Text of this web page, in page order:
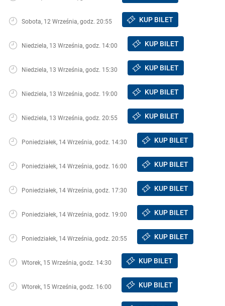
Sobota, 12 Września, godz. 20:55 KUP BILET
Niedziela, 13 Września, godz. 14:00 KUP BILET
Niedziela, 13 Września, godz. 15:30 KUP BILET
Niedziela, 13 Września, godz. 19:00 KUP BILET
Niedziela, 13 Września, godz. 20:55 KUP BILET
Poniedziałek, 14 Września, godz. 14:30 KUP BILET
Poniedziałek, 14 Września, godz. 16:00 KUP BILET
Poniedziałek, 14 Września, godz. 17:30 KUP BILET
Poniedziałek, 14 Września, godz. 19:00 KUP BILET
Poniedziałek, 14 Września, godz. 20:55 KUP BILET
Wtorek, 15 Września, godz. 14:30 KUP BILET
Wtorek, 15 Września, godz. 16:00 KUP BILET